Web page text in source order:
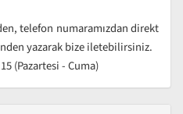
telefon numaramızdan direkt
yazarak bize iletebilirsiniz.
(Pazartesi - Cuma)